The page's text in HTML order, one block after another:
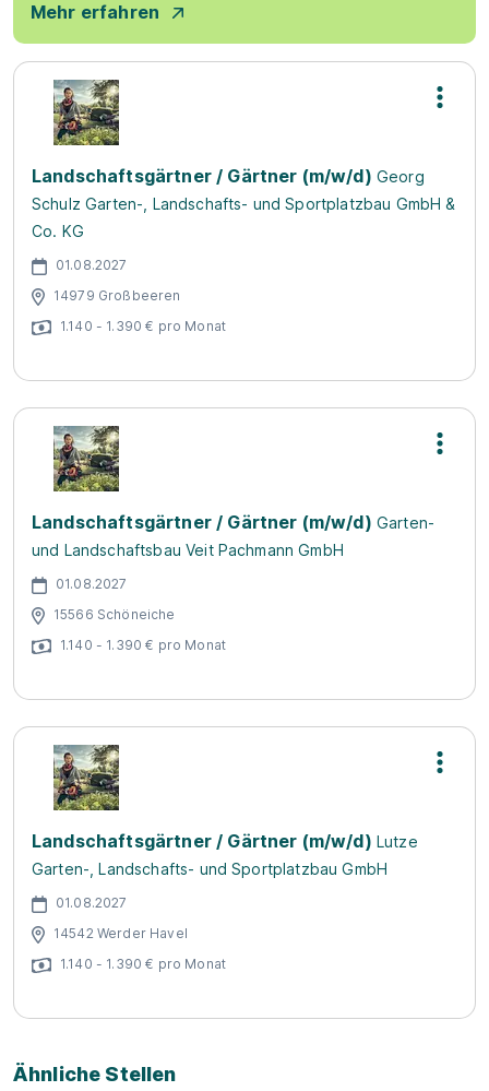
Mehr erfahren
Landschaftsgärtner / Gärtner (m/w/d) Georg
Schulz Garten-, Landschafts- und Sportplatzbau GmbH &
Co. KG
01.08.2027
14979 Großbeeren
1.140 - 1.390 € pro Monat
Landschaftsgärtner / Gärtner (m/w/d) Garten-
und Landschaftsbau Veit Pachmann GmbH
01.08.2027
15566 Schöneiche
1.140 - 1.390 € pro Monat
Landschaftsgärtner / Gärtner (m/w/d) Lutze
Garten-, Landschafts- und Sportplatzbau GmbH
01.08.2027
14542 Werder Havel
1.140 - 1.390 € pro Monat
Ähnliche Stellen